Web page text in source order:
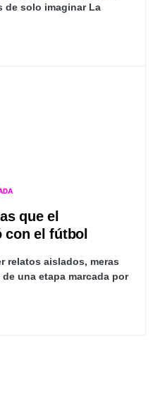
de solo imaginar La
que el
el fútbol
relatos aislados, meras
una etapa marcada por